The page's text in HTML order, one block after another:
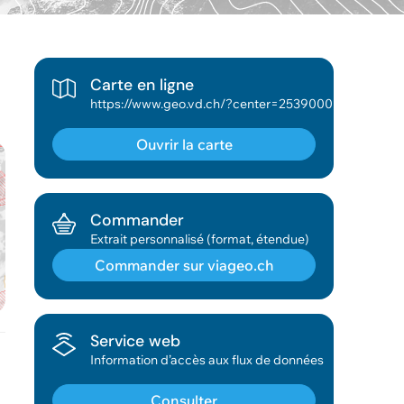
Carte en ligne
Ouvrir la carte
Commander
Extrait personnalisé (format, étendue)
Commander sur viageo.ch
Géodonnée ajoutée au panier !
Service web
Information d’accès aux flux de données
Consulter